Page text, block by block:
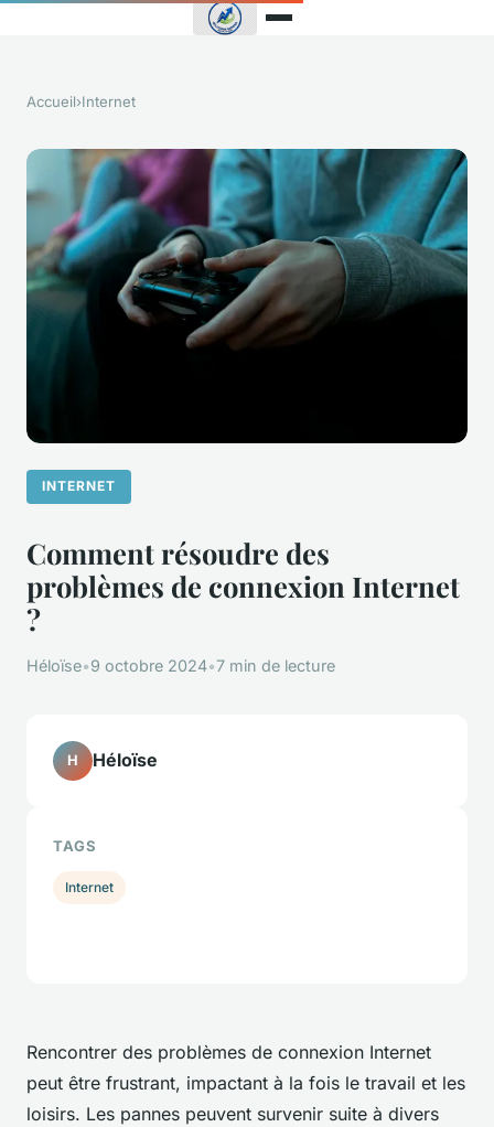
Accueil›Internet
INTERNET
Comment résoudre des
problèmes de connexion Internet
?
Héloïse•9 octobre 2024•7 min de lecture
Rencontrer des problèmes de connexion Internet
peut être frustrant, impactant à la fois le travail et les
loisirs. Les pannes peuvent survenir suite à divers
H Héloïse
TAGS
Internet